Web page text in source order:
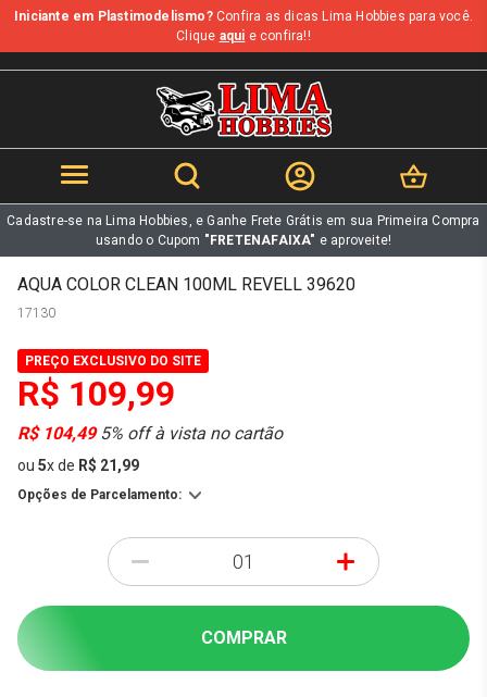
b
Iniciante em Plastimodelismo?Confira as dicas Lima Hobbies para você.
Clique aqui e confira!!
Cadastre-se na Lima Hobbies, e Ganhe Frete Grátis em sua Primeira Compra
usando o Cupom "FRETENAFAIXA" e aproveite!
AQUA COLOR CLEAN 100ML REVELL 39620
17130
PREÇO EXCLUSIVO DO SITE
R$ 109,99
R$ 104,495% off à vista no cartão
ou 5xde R$ 21,99
Opções de Parcelamento:
- +
COMPRAR